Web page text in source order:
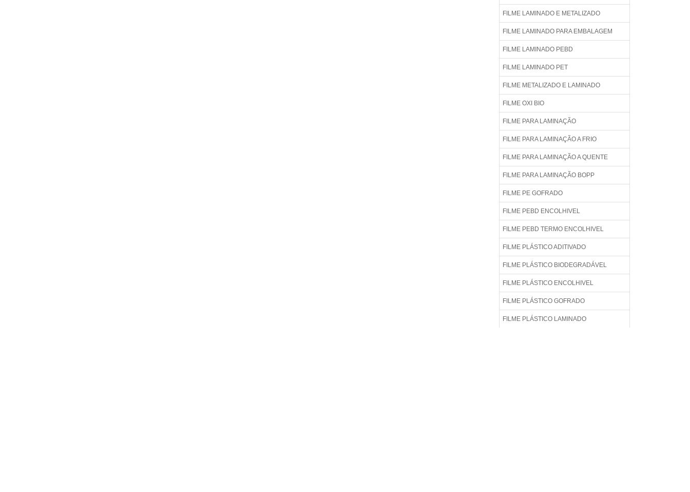
FILME LAMINADO E METALIZADO
FILME LAMINADO PARA EMBALAGEM
FILME LAMINADO PEBD
FILME LAMINADO PET
FILME METALIZADO E LAMINADO
FILME OXI BIO
FILME PARA LAMINAÇÃO
FILME PARA LAMINAÇÃO A FRIO
FILME PARA LAMINAÇÃO A QUENTE
FILME PARA LAMINAÇÃO BOPP
FILME PE GOFRADO
FILME PEBD ENCOLHIVEL
FILME PEBD TERMO ENCOLHIVEL
FILME PLÁSTICO ADITIVADO
FILME PLÁSTICO BIODEGRADÁVEL
FILME PLÁSTICO ENCOLHIVEL
FILME PLÁSTICO GOFRADO
FILME PLÁSTICO LAMINADO